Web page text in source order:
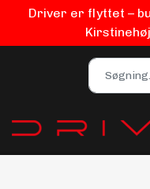
Driver er flyttet –